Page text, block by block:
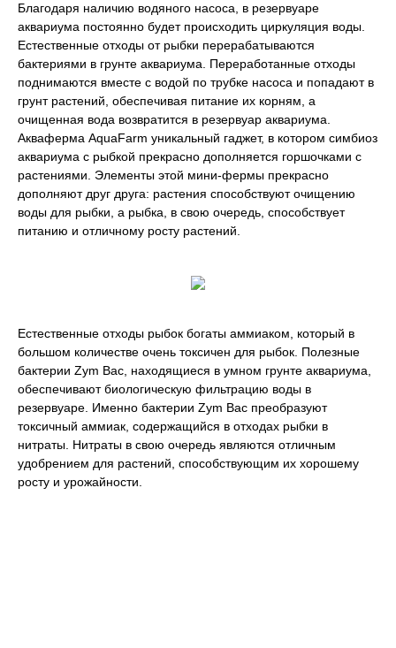
Благодаря наличию водяного насоса, в резервуаре
аквариума постоянно будет происходить циркуляция воды.
Естественные отходы от рыбки перерабатываются
бактериями в грунте аквариума. Переработанные отходы
поднимаются вместе с водой по трубке насоса и попадают в
грунт растений, обеспечивая питание их корням, а
очищенная вода возвратится в резервуар аквариума.
Акваферма AquaFarm уникальный гаджет, в котором симбиоз
аквариума с рыбкой прекрасно дополняется горшочками с
растениями. Элементы этой мини-фермы прекрасно
дополняют друг друга: растения способствуют очищению
воды для рыбки, а рыбка, в свою очередь, способствует
питанию и отличному росту растений.
Естественные отходы рыбок богаты аммиаком, который в
большом количестве очень токсичен для рыбок. Полезные
бактерии Zym Bac, находящиеся в умном грунте аквариума,
обеспечивают биологическую фильтрацию воды в
резервуаре. Именно бактерии Zym Bac преобразуют
токсичный аммиак, содержащийся в отходах рыбки в
нитраты. Нитраты в свою очередь являются отличным
удобрением для растений, способствующим их хорошему
росту и урожайности.